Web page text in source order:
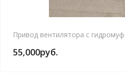
Привод вентилятора с
55,000руб.